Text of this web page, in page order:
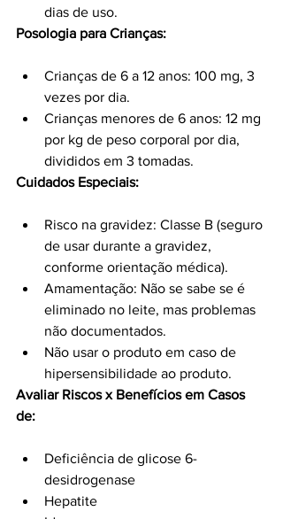
dias de uso.
Posologia para Crianças:
Crianças de 6 a 12 anos: 100 mg, 3
vezes por dia.
Crianças menores de 6 anos: 12 mg
por kg de peso corporal por dia,
divididos em 3 tomadas.
Cuidados Especiais:
Risco na gravidez: Classe B (seguro
de usar durante a gravidez,
conforme orientação médica).
Amamentação: Não se sabe se é
eliminado no leite, mas problemas
não documentados.
Não usar o produto em caso de
hipersensibilidade ao produto.
Avaliar Riscos x Benefícios em Casos
de:
Deficiência de glicose 6-
desidrogenase
Hepatite